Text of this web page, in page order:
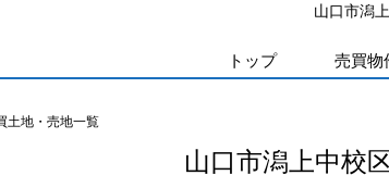
山口市潟
トップ 売買物
土地・売地一覧
山口市潟上中校